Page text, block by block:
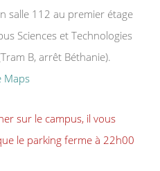
salle 112 au premier étage
Sciences et Technologies
B, arrêt Béthanie).
Maps
sur le campus, il vous
le parking ferme à 22h00